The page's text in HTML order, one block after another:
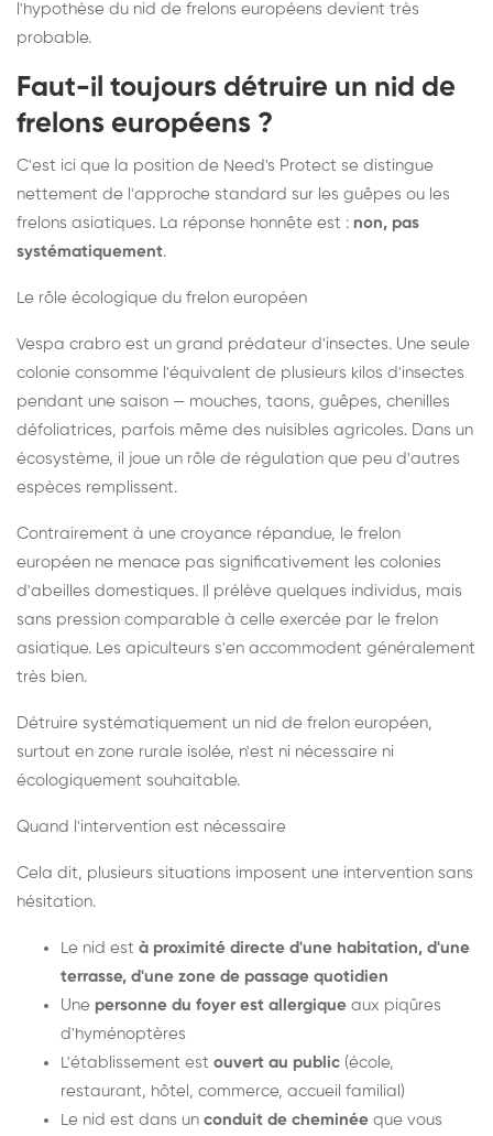
l'hypothèse du nid de frelons européens devient très
probable.
Faut-il toujours détruire un nid de
frelons européens ?
C'est ici que la position de Need's Protect se distingue
nettement de l'approche standard sur les guêpes ou les
frelons asiatiques. La réponse honnête est : non, pas
systématiquement.
Le rôle écologique du frelon européen
Vespa crabro est un grand prédateur d'insectes. Une seule
colonie consomme l'équivalent de plusieurs kilos d'insectes
pendant une saison — mouches, taons, guêpes, chenilles
défoliatrices, parfois même des nuisibles agricoles. Dans un
écosystème, il joue un rôle de régulation que peu d'autres
espèces remplissent.
Contrairement à une croyance répandue, le frelon
européen ne menace pas significativement les colonies
d'abeilles domestiques. Il prélève quelques individus, mais
sans pression comparable à celle exercée par le frelon
asiatique. Les apiculteurs s'en accommodent généralement
très bien.
Détruire systématiquement un nid de frelon européen,
surtout en zone rurale isolée, n'est ni nécessaire ni
écologiquement souhaitable.
Quand l'intervention est nécessaire
Cela dit, plusieurs situations imposent une intervention sans
hésitation.
Le nid est à proximité directe d'une habitation, d'une
terrasse, d'une zone de passage quotidien
Une personne du foyer est allergique aux piqûres
d'hyménoptères
L'établissement est ouvert au public (école,
restaurant, hôtel, commerce, accueil familial)
Le nid est dans un conduit de cheminée que vous